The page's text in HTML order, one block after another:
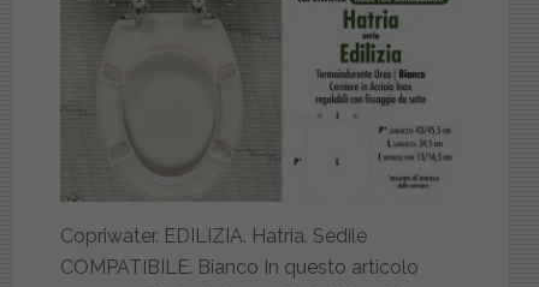
Copriwater. EDILIZIA. Hatria. Sedile
COMPATIBILE. Bianco In questo articolo